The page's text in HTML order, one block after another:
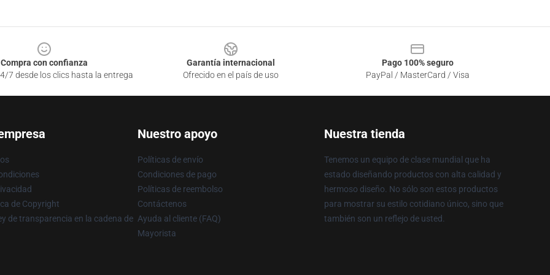
Compra con confianza
7 desde los clics hasta la entrega
Garantía internacional
Ofrecido en el país de uso
Pago 100% seguro
PayPal / MasterCard / Visa
de Copyright
de transparencia en la cadena de
Nuestro apoyo
Políticas de envío
Condiciones de pago
Políticas de reembolso
Contáctenos
Ayuda al cliente (FAQ)
Mayorista
Nuestra tienda
Tenemos un equipo de clase mundial que ha
estado diseñando productos con alta calidad y
hermoso diseño. No sólo son estos productos
para mostrar su estilo cotidiano único, sino que
también son un reflejo de usted.